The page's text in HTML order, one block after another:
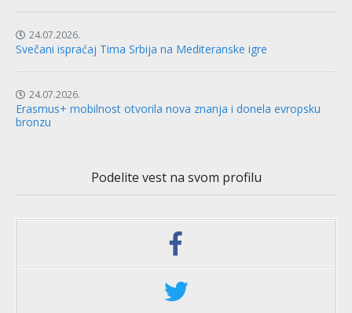
24.07.2026.
Svečani ispraćaj Tima Srbija na Mediteranske igre
24.07.2026.
Erasmus+ mobilnost otvorila nova znanja i donela evropsku
bronzu
Podelite vest na svom profilu